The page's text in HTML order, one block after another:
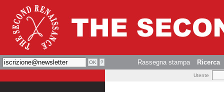
Rassegna stampa Ricerca
Utente